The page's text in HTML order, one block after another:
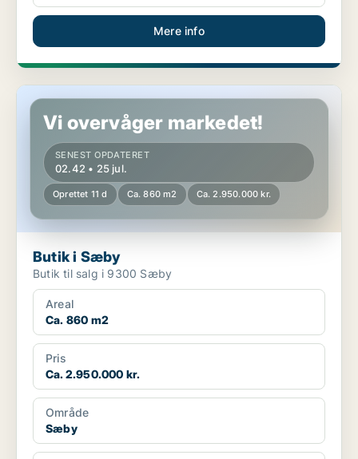
Mere info
Butik i Sæby
Vi overvåger markedet!
SENEST OPDATERET
02.42 • 25 jul.
Oprettet 11 d Ca. 860 m2 Ca. 2.950.000 kr.
Butik i Sæby
Butik til salg i 9300 Sæby
Areal
Ca. 860 m2
Pris
Ca. 2.950.000 kr.
Område
Sæby